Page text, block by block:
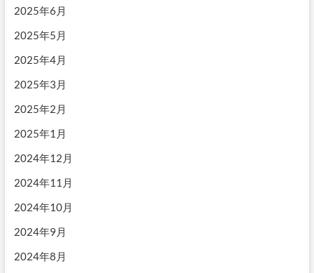
2025年6月
2025年5月
2025年4月
2025年3月
2025年2月
2025年1月
2024年12月
2024年11月
2024年10月
2024年9月
2024年8月